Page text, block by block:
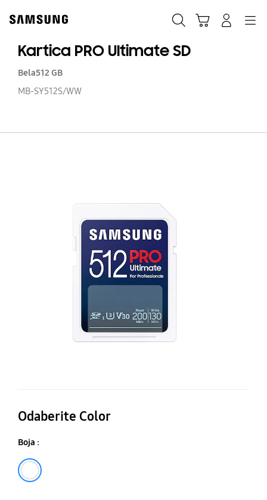
content
accessibility
Kartica PRO Ultimate SD
Bela512 GB
MB-SY512S/WW
Odaberite Color
Boja :